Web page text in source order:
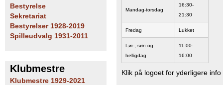
Bestyrelse
Sekretariat
Bestyrelser 1928-2019
Spilleudvalg 1931-2011
Klubmestre
Klubmestre 1929-2021
Mandag-torsdag
16:30-
21:30
Fredag Lukket
Lør-, søn og
helligdag
11:00-
16:00
Klik på logoet for yderligere info